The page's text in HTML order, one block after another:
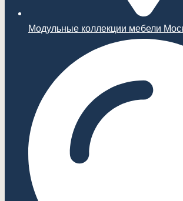
Модульные коллекции мебели